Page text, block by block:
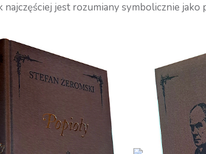
jest rozumiany symbolicznie jako